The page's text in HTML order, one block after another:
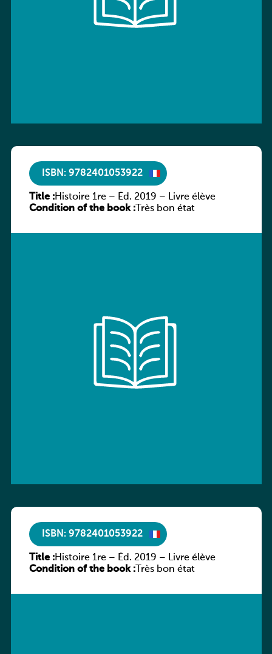
ISBN: 9782401053922
Title :Histoire 1re – Éd. 2019 – Livre élève
Condition of the book :Très bon état
ISBN: 9782401053922
Title :Histoire 1re – Éd. 2019 – Livre élève
Condition of the book :Très bon état